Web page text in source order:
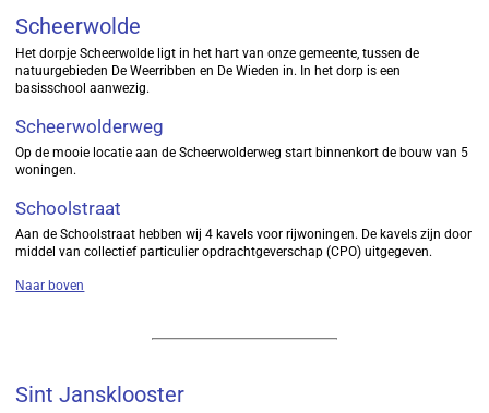
Scheerwolde
Het dorpje Scheerwolde ligt in het hart van onze gemeente, tussen de
natuurgebieden De Weerribben en De Wieden in. In het dorp is een
basisschool aanwezig.
Scheerwolderweg
Op de mooie locatie aan de Scheerwolderweg start binnenkort de bouw van 5
woningen.
Schoolstraat
Aan de Schoolstraat hebben wij 4 kavels voor rijwoningen. De kavels zijn door
middel van collectief particulier opdrachtgeverschap (CPO) uitgegeven.
Naar boven
Sint Jansklooster